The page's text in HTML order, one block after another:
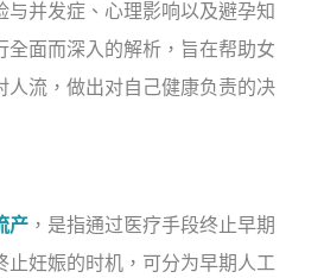
与并发症、心理影响以及避孕知
全面而深入的解析，旨在帮助女
人流，做出对自己健康负责的决
产 ，是指通过医疗手段终止早期
止妊娠的时机，可分为早期人工